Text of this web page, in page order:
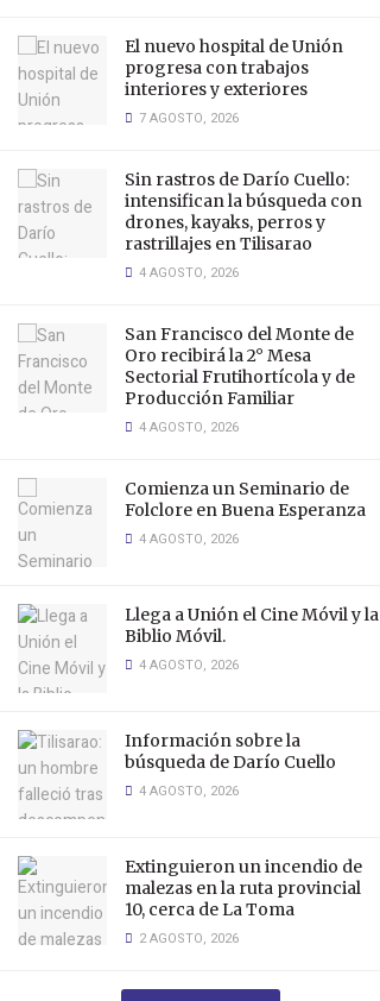
El nuevo hospital de Unión
progresa con trabajos
interiores y exteriores
7 AGOSTO, 2026
Sin rastros de Darío Cuello:
intensifican la búsqueda con
drones, kayaks, perros y
rastrillajes en Tilisarao
4 AGOSTO, 2026
San Francisco del Monte de
Oro recibirá la 2° Mesa
Sectorial Frutihortícola y de
Producción Familiar
4 AGOSTO, 2026
Comienza un Seminario de
Folclore en Buena Esperanza
4 AGOSTO, 2026
Llega a Unión el Cine Móvil y la
Biblio Móvil.
4 AGOSTO, 2026
Información sobre la
búsqueda de Darío Cuello
4 AGOSTO, 2026
Extinguieron un incendio de
malezas en la ruta provincial
10, cerca de La Toma
2 AGOSTO, 2026